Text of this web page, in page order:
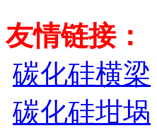
友情链接：
碳化硅横梁
碳化硅坩埚